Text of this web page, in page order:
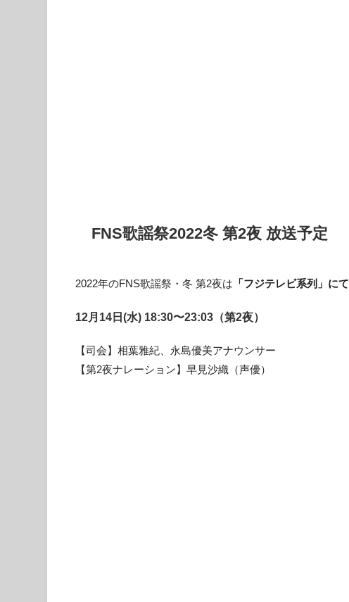
FNS歌謡祭2022冬 第2夜 放送予定
2022年のFNS歌謡祭・冬 第2夜は 「フジテレビ系列」にて
12月14日(水) 18:30〜23:03（第2夜）
【司会】相葉雅紀、永島優美アナウンサー
【第2夜ナレーション】早見沙織（声優）